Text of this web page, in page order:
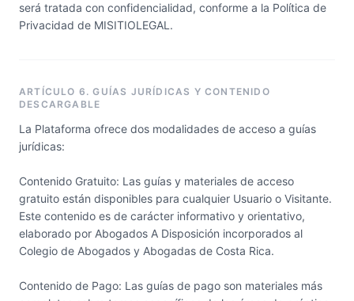
será tratada con confidencialidad, conforme a la Política de
Privacidad de MISITIOLEGAL.
ARTÍCULO 6. GUÍAS JURÍDICAS Y CONTENIDO
DESCARGABLE
La Plataforma ofrece dos modalidades de acceso a guías
jurídicas:
Contenido Gratuito: Las guías y materiales de acceso
gratuito están disponibles para cualquier Usuario o Visitante.
Este contenido es de carácter informativo y orientativo,
elaborado por Abogados A Disposición incorporados al
Colegio de Abogados y Abogadas de Costa Rica.
Contenido de Pago: Las guías de pago son materiales más